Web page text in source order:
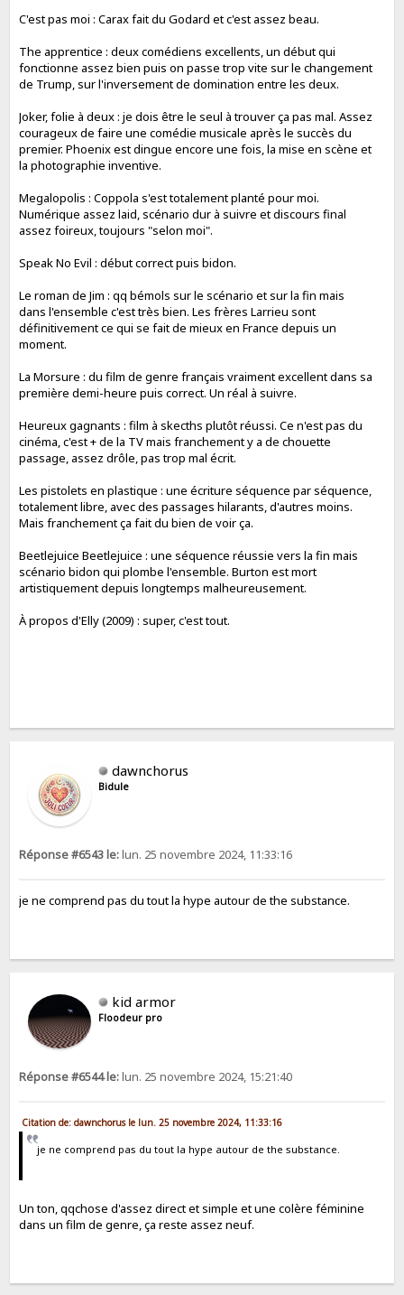
C'est pas moi : Carax fait du Godard et c'est assez beau.
The apprentice : deux comédiens excellents, un début qui
fonctionne assez bien puis on passe trop vite sur le changement
de Trump, sur l'inversement de domination entre les deux.
Joker, folie à deux : je dois être le seul à trouver ça pas mal. Assez
courageux de faire une comédie musicale après le succès du
premier. Phoenix est dingue encore une fois, la mise en scène et
la photographie inventive.
Megalopolis : Coppola s'est totalement planté pour moi.
Numérique assez laid, scénario dur à suivre et discours final
assez foireux, toujours "selon moi".
Speak No Evil : début correct puis bidon.
Le roman de Jim : qq bémols sur le scénario et sur la fin mais
dans l'ensemble c'est très bien. Les frères Larrieu sont
définitivement ce qui se fait de mieux en France depuis un
moment.
La Morsure : du film de genre français vraiment excellent dans sa
première demi-heure puis correct. Un réal à suivre.
Heureux gagnants : film à skecths plutôt réussi. Ce n'est pas du
cinéma, c'est + de la TV mais franchement y a de chouette
passage, assez drôle, pas trop mal écrit.
Les pistolets en plastique : une écriture séquence par séquence,
totalement libre, avec des passages hilarants, d'autres moins.
Mais franchement ça fait du bien de voir ça.
Beetlejuice Beetlejuice : une séquence réussie vers la fin mais
scénario bidon qui plombe l'ensemble. Burton est mort
artistiquement depuis longtemps malheureusement.
À propos d'Elly (2009) : super, c'est tout.
dawnchorus
Bidule
Réponse #6543 le:lun. 25 novembre 2024, 11:33:16
je ne comprend pas du tout la hype autour de the substance.
kid armor
Floodeur pro
Réponse #6544 le:lun. 25 novembre 2024, 15:21:40
Citation de: dawnchorus le lun. 25 novembre 2024, 11:33:16
je ne comprend pas du tout la hype autour de the substance.
Un ton, qqchose d'assez direct et simple et une colère féminine
dans un film de genre, ça reste assez neuf.